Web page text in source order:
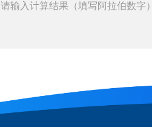
请输入计算结果（填写阿拉伯数字